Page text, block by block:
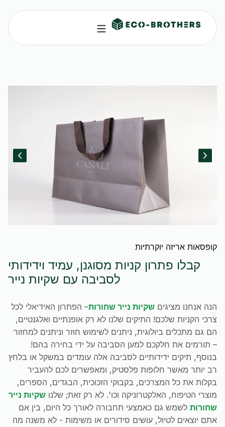
קופסאות אריזה יוקרתיות
קבלו פתרון קניות מסוגנן, עמיד וידידותי
לסביבה עם שקיות נייר
הנה אנחנו מציגים שקיות נייר שחורות– הפתרון האידיאלי לכל
צרכי הקניות שלכם! התיקים שלנו לא רק אופנתיים ואלגנטיים,
הם גם מתכלים ביולוגית, ניתנים לשימוש חוזר וניתנים למחזור
– תורמים את חלקכם למען הסביבה על ידי בחירה בהם!
בנוסף, תיקים ידידותיים לסביבה אלה עומדים במשקל או בלחץ
רב יותר מאשר חלופות פלסטיק, ומאפשרים לכם להעביר
בקלות את כל המצרכים, בקבוקי הזכוכית, הבגדים, הספרים,
מוצרי הטיפוח, האלקטרוניקה וכו'. לא רק זאת; שלנו שקיות נייר
שחורות לשמש גם כאמצעי תחבורה לאורך כל היום, בין אם
אתם יוצאים לטיול, עושים סידורים או משימות - לא משנה מה